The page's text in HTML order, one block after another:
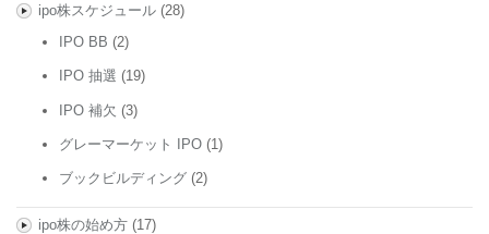
ipo株スケジュール(28)
IPO BB (2)
IPO 抽選 (19)
IPO 補欠 (3)
グレーマーケット IPO (1)
ブックビルディング (2)
ipo株の始め方(17)